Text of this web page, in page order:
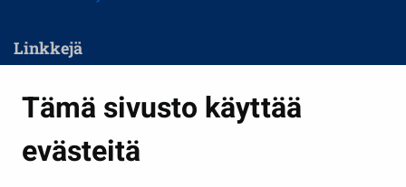
Tämä sivusto käyttää
evästeitä
Linkkejä
Kasvatus ja opetus
Kulttuuri ja liikunta